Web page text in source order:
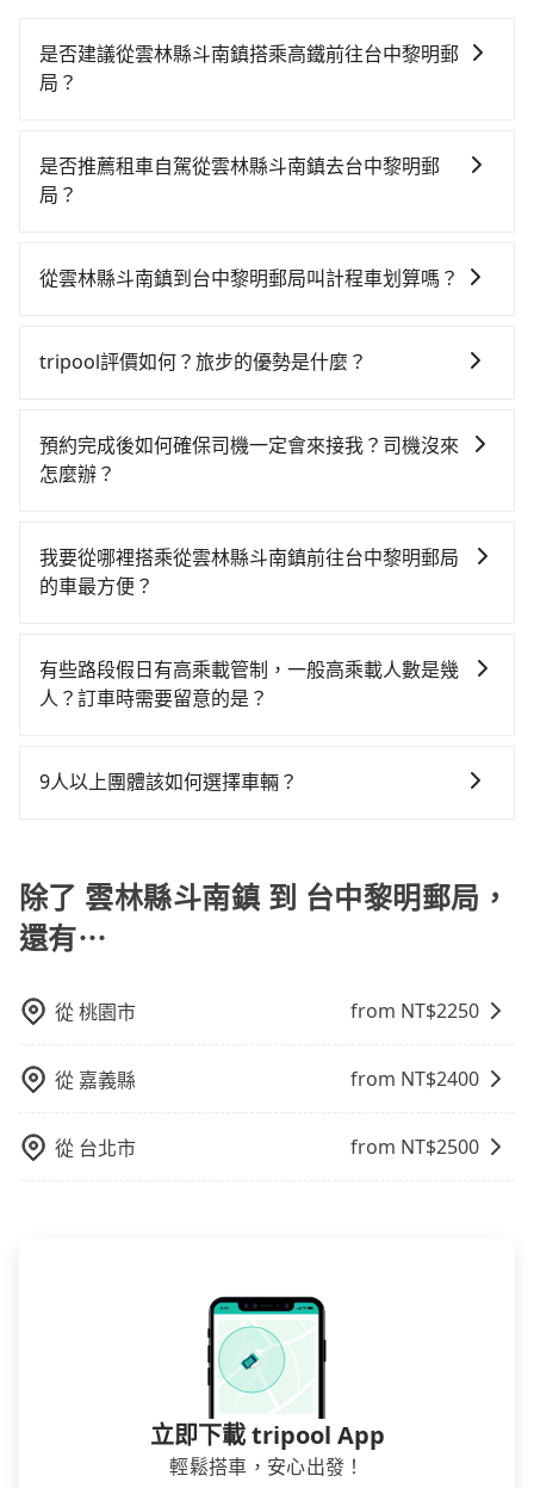
是否建議從雲林縣斗南鎮搭乘高鐵前往台中黎明郵
局？
貴、費時、轉車麻煩，且難叫計程車前往高鐵站！不過
從最早一班車06:34到末班車23:39，雲林-台中一天最多
往最靠近的雲林高鐵站，叫一輛計程車花費約300元、車
分）的高鐵從雲林站前往台中高鐵站，每人票價230元，
市南屯區) 的目的地。全程加上轉車時間共1小時21分
鐘，假設6位同行，高鐵加轉乘之平均每人花費為430
難度是雙北大城市的300倍。縱使幸運攔到一輛小黃了，
雲林縣少部分小黃司機不按表收費，看乘客是外地人便
搭乘高鐵而不預約包車，不僅每人至少額外負擔30元車
資，而且更會額外浪費31分鐘在轉乘與等車上，現在還
費用。
是否推薦租車自駕從雲林縣斗南鎮去台中黎明郵
局？
時不需要閉目養神（因為要自己開車），最重要的是你
$115~205承租小轎車，每公里再額外加收$3.2，從雲林
達目的地後多久原路返回），雖已將eTag和可能的每小
時40元路邊停車費用預估進去，但額外的汽車保險與可
差的車款，如果人數超過四位，更是沒有較大的七人座
或九人座可供選擇，而且無人租車最令人詬病的就是車
樣。另外，偶爾也會遇到明明已經預約了時間但上一位
用戶卻遲遲尚未歸還，又或者要還車時卻偏偏找不到停
使用時還是有其區域的限制，實際可停靠的地點與你的
從雲林縣斗南鎮到台中黎明郵局叫計程車划算嗎？
灣大車隊，如果在路邊攔不到車，也可考慮打電話至附
1,375~1,700元間。不過雲林縣僅有合法計程車約200
輛，計程車密度為雙北的0.4%，也就是說要臨時叫到小
最好先上網預約，以免當場被坑受騙。雖然雲林縣斗南
鎮到台中黎明郵局的跳表小黃可能較為便宜，但當你們
tripool評價如何？旅步的優勢是什麼？
定及可靠的，大多數的使用者都給予了高分評價。此
外，tripool司機專業的駕駛和親切服務態度也獲得了許
您的旅程能更有彈性及保障。
預約完成後如何確保司機一定會來接我？司機沒來
怎麼辦？
派車。在出發前一天晚上八點時，會透過電子郵件與簡
訊提供司機的姓名、電話、車牌、車型等資訊，如在約
位置。但如果遇到車輛故障或者前一趟車嚴重耽誤，
tripool會盡快改派以減少乘客等待的時間。
我要從哪裡搭乘從雲林縣斗南鎮前往台中黎明郵局
的車最方便？
落，只要有路能到、Google地圖上能標註、GPS上能找
得到，我們就保證發車。直接在官網上輸入住家地址、
有些路段假日有高乘載管制，一般高乘載人數是幾
人？訂車時需要留意的是？
道路安全，政府會實施高乘載管制，限制只有符合以下
行證之小型車。如果您的出行路線會經過高乘載管制時
段和路段，建議最好配合至少兩名以上乘客。
9人以上團體該如何選擇車輛？
客車最多座位數量就是9人，如扣掉司機就只能乘坐8位
乘客，如果要10人以上就是營業大客車的範疇，也就是
中型巴士或大型遊覽車。非法改裝的車輛，不僅與車輛
請下車終止行程事小，如果發生意外，保險公司可不予
賠償就事大了。千萬別為了省小錢而把朋友親人的安全
給賭上。通常人數沒有超過10位，建議預約一台九人座
與一台小轎車比較划算，如人數超過12位就一定是叫一
是禁止大客車通行的，建議在預定時最好先與車行或平
除了 雲林縣斗南鎮 到 台中黎明郵局，
還有⋯
從桃園市 from NT$2250
從 嘉義縣 from NT$2400
從 台北市 from NT$2500
立即下載 tripool App
輕鬆搭車，安心出發！